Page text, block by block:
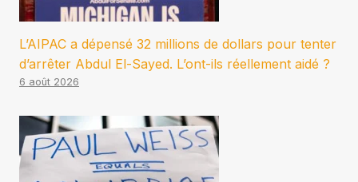
L’AIPAC a dépensé 32 millions de dollars pour tenter
d’arrêter Abdul El-Sayed. L’ont-ils réellement aidé ?
6 août 2026